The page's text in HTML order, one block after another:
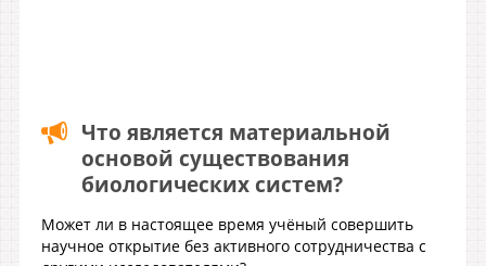
Что является материальной
основой существования
биологических систем?
Может ли в настоящее время учёный совершить
научное открытие без активного сотрудничества с